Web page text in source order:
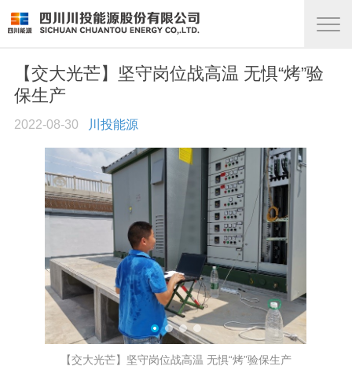
【交大光芒】坚守岗位战高温 无惧“烤”验
保生产
2022-08-30 川投能源
【交大光芒】坚守岗位战高温 无惧“烤”验保生产